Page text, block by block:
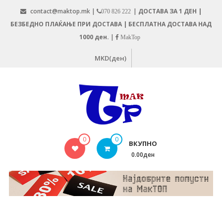
content
contact@maktop.mk | 070 826 222 | ДОСТАВА ЗА 1 ДЕН |
БЕЗБЕДНО ПЛАЌАЊЕ ПРИ ДОСТАВА | БЕСПЛАТНА ДОСТАВА НАД
1000 ден. | MakTop
MKD(ден)
MAKTOP.MK
0 0 ВКУПНО
0.00ден